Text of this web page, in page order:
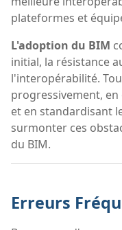
plateformes et
L'adoption du BIM
initial, la résistance
l'interopérabilité.
progressivement,
et en standardisant
surmonter ces
du BIM.
Erreurs